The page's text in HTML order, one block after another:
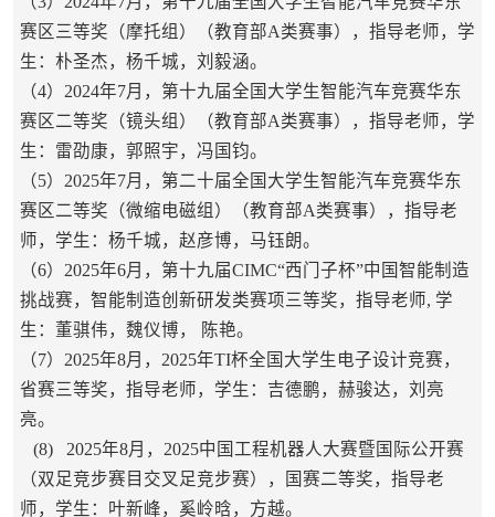
赛区三等奖（摩托组）（教育部A类赛事），指导老师，学
生：朴圣杰，杨千城，刘毅涵。
（4）2024年7月，第十九届全国大学生智能汽车竞赛华东
赛区二等奖（镜头组）（教育部A类赛事），指导老师，学
生：雷劭康，郭照宇，冯国钧。
（5）2025年7月，第二十届全国大学生智能汽车竞赛华东
赛区二等奖（微缩电磁组）（教育部A类赛事），指导老
师，学生：杨千城，赵彦博，马钰朗。
（6）2025年6月，第十九届CIMC“西门子杯”中国智能制造
挑战赛，智能制造创新研发类赛项三等奖，指导老师, 学
生：董骐伟，魏仪博， 陈艳。
（7）2025年8月，2025年TI杯全国大学生电子设计竞赛，
省赛三等奖，指导老师，学生：吉德鹏，赫骏达，刘亮
亮。
(8) 2025年8月，2025中国工程机器人大赛暨国际公开赛
（双足竞步赛目交叉足竞步赛），国赛二等奖，指导老
师，学生：叶新峰，奚岭晗，方越。